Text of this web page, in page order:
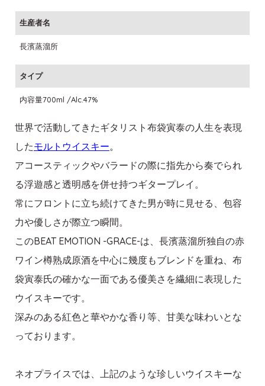
生産者名
長濱蒸溜所
タイプ
内容量700ml /Alc.47%
世界で活動してきたギタリスト布袋寅泰の人生を表現
したモルト ウイ スキー。
アコースティックやバラードの際に指先から奏でられ
る浮遊感と透明感を併せ持つギタープレイ。
常にフロントに立ち続けてきた男が時に見せる、包容
力や優しさが際立つ瞬間。
このBEAT EMOTION -GRACE-は、長濱蒸溜所独自の赤
ワイン樽熟成原酒を中心に幾度もブレンドを重ね、布
袋寅泰氏の確かな一面である優美さを繊細に表現した
ウイスキーです。
深みのある紅色と華やかな香り等、甘美な味わいとな
っております。
ネオプライスでは、上記のような珍しいウイスキーな